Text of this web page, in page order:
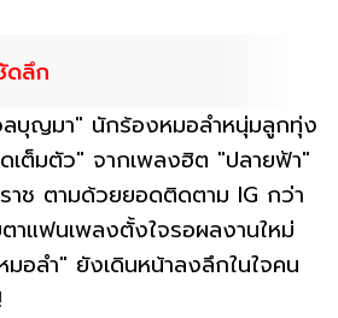
ดลึก
บุญมา" นักร้องหมอลำหนุ่มลูกทุ่ง
เต็มตัว" จากเพลงฮิต "ปลายฟ้า"
าช ตามด้วยยอดติดตาม IG กว่า
แฟนเพลงตั้งใจรอผลงานใหม่
มอลำ" ยังเดินหน้าลงลึกในใจคน